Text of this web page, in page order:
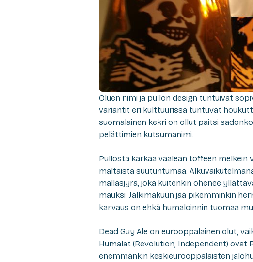
Oluen nimi ja pullon design tuntuivat
variantit eri kulttuurissa tuntuvat
suomalainen kekri on ollut paitsi
pelättimien kutsumanimi.
Pullosta karkaa vaalean toffeen melkein
maltaista suutuntumaa.
mallasjyrä, joka kuitenkin ohenee
mauksi. Jälkimakuun jää pikemminkin
karvaus on ehkä humaloinnin tuomaa
Dead Guy Ale on eurooppalainen olut,
Humalat (Revolution, Independent) ovat
enemmänkin keskieurooppalaisten